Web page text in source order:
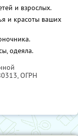
и взрослых.
и красоты ваших
одеяла.
, ОГРН